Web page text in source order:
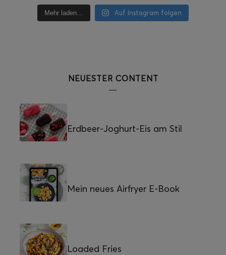
Mehr laden… Auf Instagram folgen
NEUESTER CONTENT
Erdbeer-Joghurt-Eis am Stil
Mein neues Airfryer E-Book
Loaded Fries